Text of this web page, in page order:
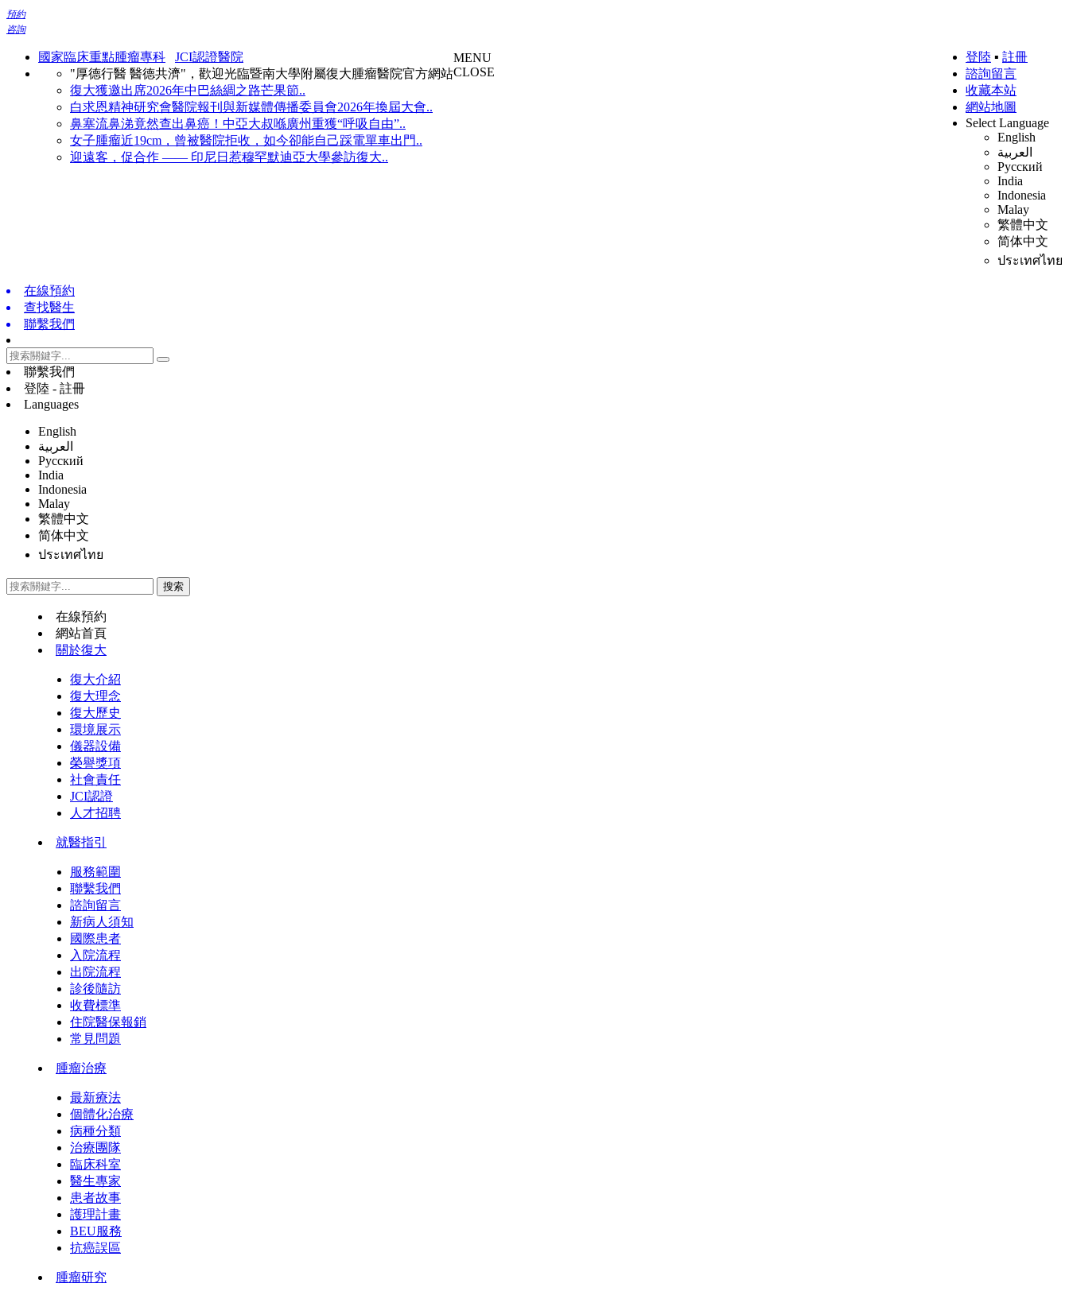
預約
咨詢
國家臨床重點腫瘤專科
JCI認證醫院
"厚德行醫 醫德共濟"，歡迎光臨暨南大學附屬復大腫瘤醫院官方網站
復大獲邀出席2026年中巴絲綢之路芒果節..
白求恩精神研究會醫院報刊與新媒體傳播委員會2026年換屆大會..
鼻塞流鼻涕竟然查出鼻癌！中亞大叔喺廣州重獲“呼吸自由”..
女子腫瘤近19cm，曾被醫院拒收，如今卻能自己踩電單車出門..
迎遠客，促合作 —— 印尼日惹穆罕默迪亞大學參訪復大..
登陸 ▪ 註冊
諮詢留言
收藏本站
網站地圖
Select Language
English
العربية
Русский
India
Indonesia
Malay
繁體中文
简体中文
ประเทศไทย
MENU
CLOSE
在線預約
查找醫生
聯繫我們
聯繫我們
登陸 - 註冊
Languages
English
العربية
Русский
India
Indonesia
Malay
繁體中文
简体中文
ประเทศไทย
在線預約
網站首頁
關於復大
復大介紹
復大理念
復大歷史
環境展示
儀器設備
榮譽獎項
社會責任
JCI認證
人才招聘
就醫指引
服務範圍
聯繫我們
諮詢留言
新病人須知
國際患者
入院流程
出院流程
診後隨訪
收費標準
住院醫保報銷
常見問題
腫瘤治療
最新療法
個體化治療
病種分類
治療團隊
臨床科室
醫生專家
患者故事
護理計畫
BEU服務
抗癌誤區
腫瘤研究